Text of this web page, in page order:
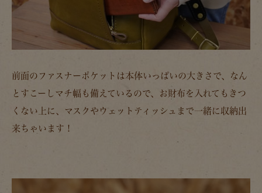
前面のファスナーポケットは本体いっぱいの大きさで、なん
とすこーしマチ幅も備えているので、お財布を入れてもきつ
くない上に、マスクやウェットティッシュまで一緒に収納出
来ちゃいます！